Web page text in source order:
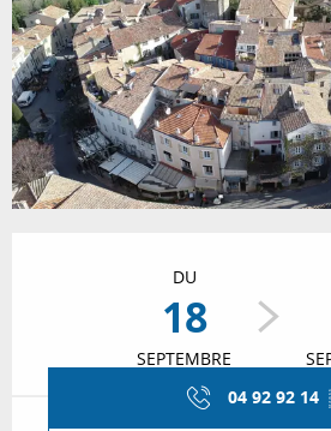
DU
18
SEPTEMBRE
04 92 92 14